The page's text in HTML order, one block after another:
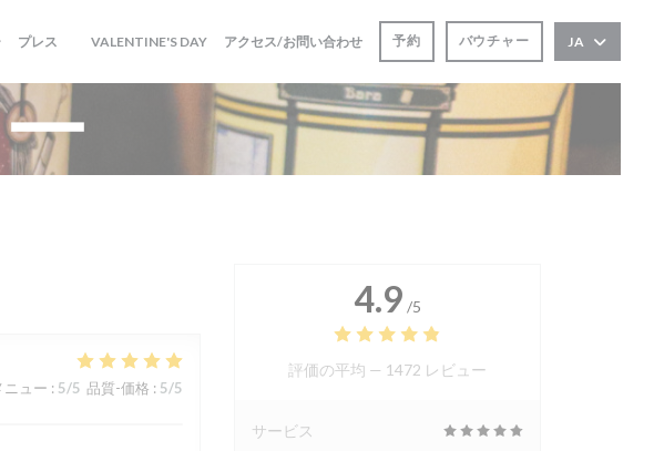
プレス
((新しいウィンドウで開きます))
VALENTINE'S DAY((新しいウィンドウで開きます))
アクセス/お問い合わせ 予約 バウチャー JA
ニュー : 5/5 品質-価格 : 5/5
4.9 /5
評価の平均 — 1472 レビュー
サービス